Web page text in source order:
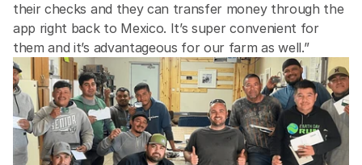
their checks and they can transfer money through the
app right back to Mexico. It’s super convenient for
them and it’s advantageous for our farm as well.”